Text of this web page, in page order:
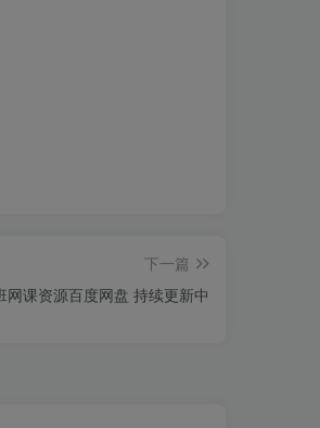
下一篇
课资源百度网盘 持续更新中